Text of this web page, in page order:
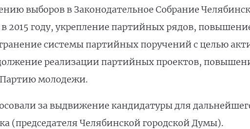
выборов в Законодательное Собрание
2015 году, укрепление партийных рядов,
системы партийных поручений с целью
реализации партийных проектов,
молодежи.
за выдвижение кандидатуры для
(председателя Челябинской городской Думы).